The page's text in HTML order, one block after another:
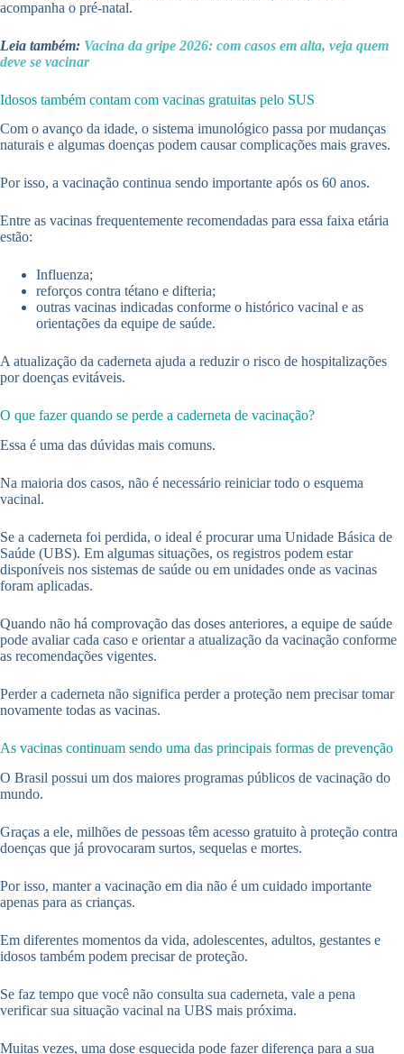
acompanha o pré-natal.
Leia também: Vacina da gripe 2026: com casos em alta, veja quem
deve se vacinar
Idosos também contam com vacinas gratuitas pelo SUS
Com o avanço da idade, o sistema imunológico passa por mudanças
naturais e algumas doenças podem causar complicações mais graves.
Por isso, a vacinação continua sendo importante após os 60 anos.
Entre as vacinas frequentemente recomendadas para essa faixa etária
estão:
Influenza;
reforços contra tétano e difteria;
outras vacinas indicadas conforme o histórico vacinal e as
orientações da equipe de saúde.
A atualização da caderneta ajuda a reduzir o risco de hospitalizações
por doenças evitáveis.
O que fazer quando se perde a caderneta de vacinação?
Essa é uma das dúvidas mais comuns.
Na maioria dos casos, não é necessário reiniciar todo o esquema
vacinal.
Se a caderneta foi perdida, o ideal é procurar uma Unidade Básica de
Saúde (UBS). Em algumas situações, os registros podem estar
disponíveis nos sistemas de saúde ou em unidades onde as vacinas
foram aplicadas.
Quando não há comprovação das doses anteriores, a equipe de saúde
pode avaliar cada caso e orientar a atualização da vacinação conforme
as recomendações vigentes.
Perder a caderneta não significa perder a proteção nem precisar tomar
novamente todas as vacinas.
As vacinas continuam sendo uma das principais formas de prevenção
O Brasil possui um dos maiores programas públicos de vacinação do
mundo.
Graças a ele, milhões de pessoas têm acesso gratuito à proteção contra
doenças que já provocaram surtos, sequelas e mortes.
Por isso, manter a vacinação em dia não é um cuidado importante
apenas para as crianças.
Em diferentes momentos da vida, adolescentes, adultos, gestantes e
idosos também podem precisar de proteção.
Se faz tempo que você não consulta sua caderneta, vale a pena
verificar sua situação vacinal na UBS mais próxima.
Muitas vezes, uma dose esquecida pode fazer diferença para a sua